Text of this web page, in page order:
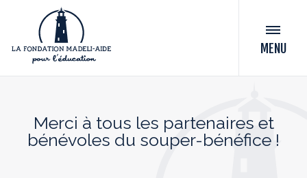
MENU
Merci à tous les partenaires et
bénévoles du souper-bénéfice !